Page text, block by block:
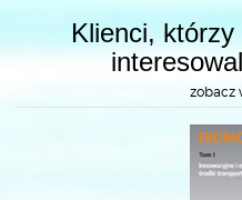
Klienci,
zobacz